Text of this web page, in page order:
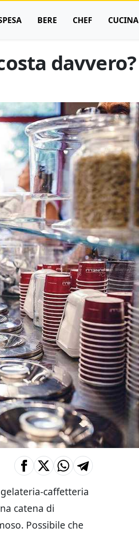
BERE CHEF CUCINA
davvero?
caffetteria
catena di
Possibile che